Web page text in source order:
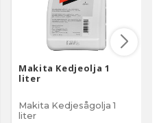
Makita Kedjeolja 1
liter
Makita Kedjesågolja 1
liter